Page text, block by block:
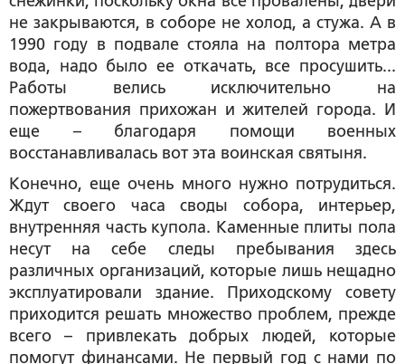
не закрываются, в соборе не холод, а стужа. А в
1990 году в подвале стояла на полтора метра
вода, надо было ее откачать, все просушить...
Работы велись исключительно на
пожертвования прихожан и жителей города. И
еще – благодаря помощи военных
восстанавливалась вот эта воинская святыня.
Конечно, еще очень много нужно потрудиться.
Ждут своего часа своды собора, интерьер,
внутренняя часть купола. Каменные плиты пола
несут на себе следы пребывания здесь
различных организаций, которые лишь нещадно
эксплуатировали здание. Приходскому совету
приходится решать множество проблем, прежде
всего – привлекать добрых людей, которые
помогут финансами. Не первый год с нами по